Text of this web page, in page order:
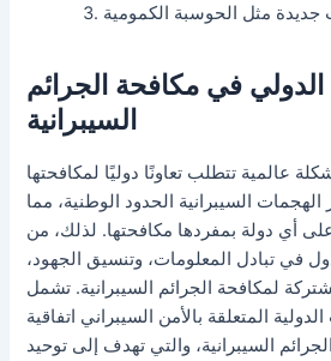
جديدة مثل الحوسبة الكمومية
الدولي في مكافحة الجرائم
السيبرانية
عالمية تتطلب تعاونًا دوليًا لمكافحتها
الهجمات السيبرانية الحدود الوطنية، مما
أي دولة بمفردها مكافحتها. لذلك، من
في تبادل المعلومات، وتنسيق الجهود،
لمكافحة الجرائم السيبرانية. تشمل
المتعلقة بالأمن السيبراني اتفاقية
السيبرانية، والتي تهدف إلى توحيد